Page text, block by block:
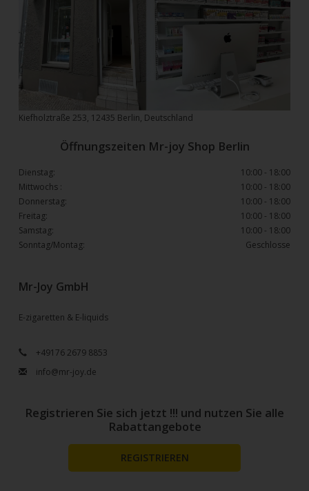
Mr-Joy GmbH
E-zigaretten & E-liquids
+49176 2679 8853
info@mr-joy.de
Kiefholztraße 253, 12435 Berlin, Deutschland
Öffnungszeiten Mr-joy Shop Berlin
Dienstag:
10:00 - 18:00
Mittwochs :
10:00 - 18:00
Donnerstag:
10:00 - 18:00
Freitag:
10:00 - 18:00
Samstag:
10:00 - 18:00
Sonntag/Montag:
Geschlosse
Registrieren Sie sich jetzt !!! und nutzen Sie alle
Rabattangebote
REGISTRIEREN